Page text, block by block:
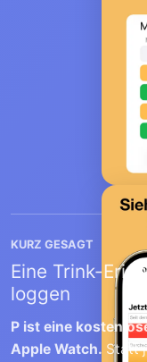
KURZ GESAGT
Eine Trink-
loggen
P ist eine
Apple Watch. Statt